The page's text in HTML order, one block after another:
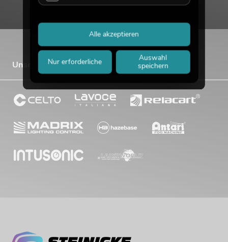
Unsere Vertriebsmarken
Nur erforderliche
Auswahl
speichern
Alle akzeptieren